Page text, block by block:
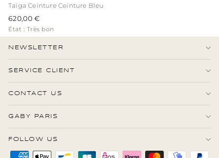
Taiga Ceinture Ceinture Bleu
620,00 €
État : Très bon
NEWSLETTER
SERVICE CLIENT
CONTACT US
GABY PARIS
FOLLOW US